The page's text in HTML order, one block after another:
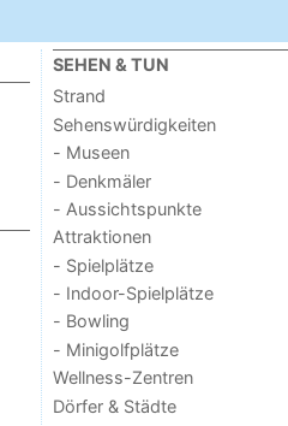
SEHEN & TUN
Strand
Sehenswürdigkeiten
- Museen
- Denkmäler
- Aussichtspunkte
Attraktionen
- Spielplätze
- Indoor-Spielplätze
- Bowling
- Minigolfplätze
Wellness-Zentren
Dörfer & Städte